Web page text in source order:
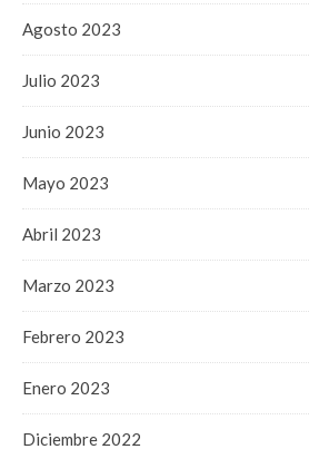
Agosto 2023
Julio 2023
Junio 2023
Mayo 2023
Abril 2023
Marzo 2023
Febrero 2023
Enero 2023
Diciembre 2022